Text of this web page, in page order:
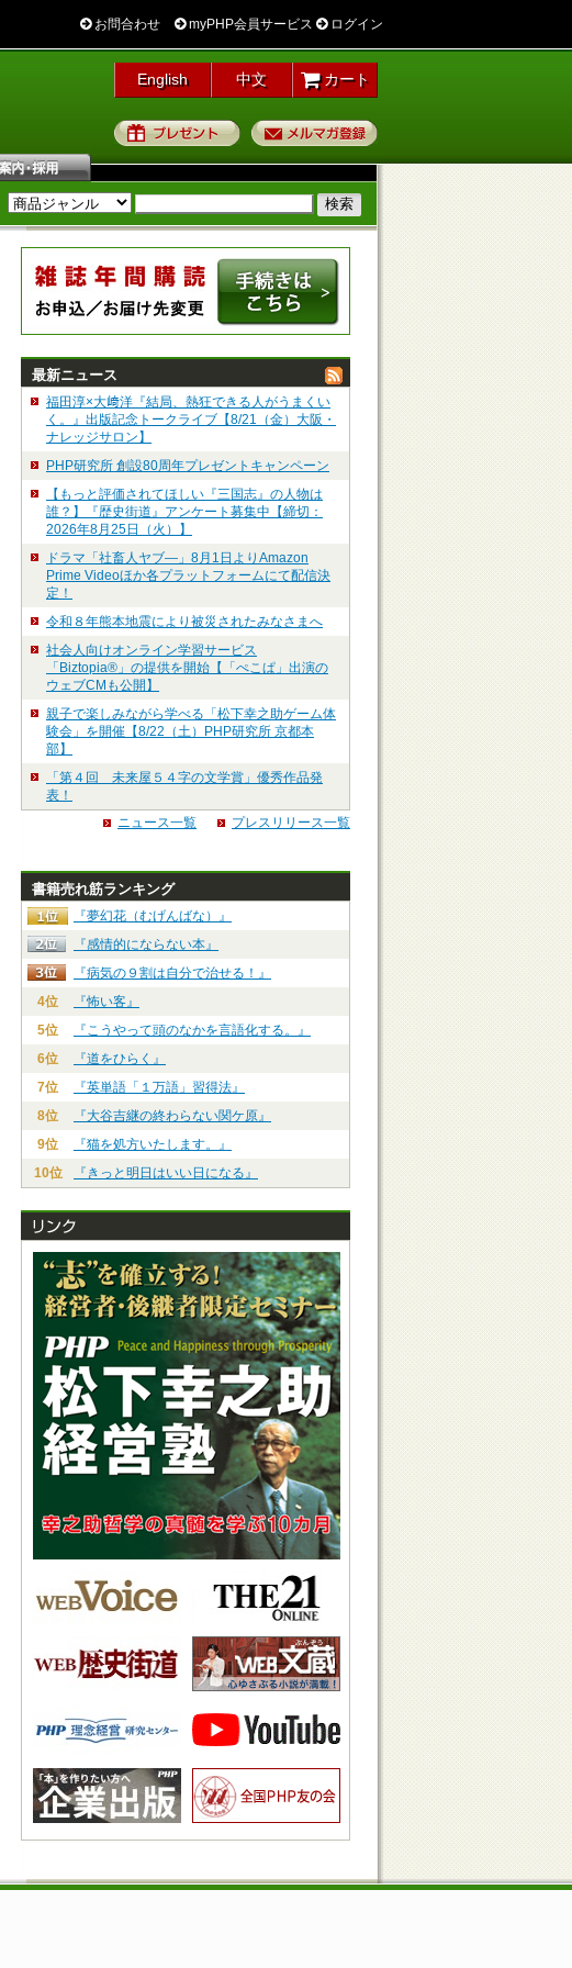
お問合わせ myPHP会員サービス ログイン
English 中文 カート
プレゼント
最新ニュース
福田淳×大﨑洋『結局、熱狂できる人がうまくい
く。』出版記念トークライブ【8/21（金）大阪・
ナレッジサロン】
PHP研究所 創設80周年プレゼントキャンペーン
【もっと評価されてほしい『三国志』の人物は
誰？】『歴史街道』アンケート募集中【締切：
2026年8月25日（火）】
ドラマ「社畜人ヤブ―」8月1日よりAmazon
Prime Videoほか各プラットフォームにて配信決
定！
令和８年熊本地震により被災されたみなさまへ
社会人向けオンライン学習サービス
「Biztopia®」の提供を開始【「ぺこぱ」出演の
ウェブCMも公開】
親子で楽しみながら学べる「松下幸之助ゲーム体
験会」を開催【8/22（土）PHP研究所 京都本
部】
「第４回 未来屋５４字の文学賞」優秀作品発
表！
ニュース一覧
プレスリリース一覧
書籍売れ筋ランキング
『夢幻花（むげんばな）』
『感情的にならない本』
『病気の９割は自分で治せる！』
4位
『怖い客』
5位
『こうやって頭のなかを言語化する。』
6位
『道をひらく』
7位
『英単語「１万語」習得法』
8位
『大谷吉継の終わらない関ケ原』
9位
『猫を処方いたします。』
10位
『きっと明日はいい日になる』